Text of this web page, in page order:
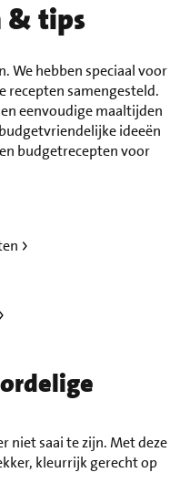
& tips
We hebben speciaal voor
recepten samengesteld.
eenvoudige maaltijden
ideeën
budgetrecepten voor
niet saai te zijn. Met deze
kleurrijk gerecht op